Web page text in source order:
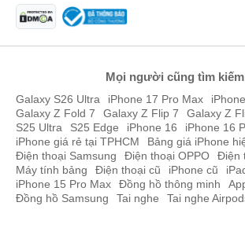
Samsung Galaxy A17 4G 128GB có 3 màu tại
Titan, Xanh Navy và Xám Khói.
Màn hình và trải nghiệm hiển thị
Màn hình Super AMOLED 6.7 inch là điểm
4G bản 128GB với độ phân giải FHD+ (1080 x
19.5:9, đạt mật độ điểm ảnh khoảng 385 ppi.
90Hz mang lại sự mượt mà khi lướt web hoặc
độ sáng tối đa 800 nits (HBM) và 743 nits
Mọi người cũng tìm
Galaxy S26 Ultra iPhone 17 Pro Max
Galaxy Z Fold 7
Galaxy Z Flip 7
Galaxy Z
S25 Ultra
S25 Edge iPhone 16
iPhone 16
iPhone giá rẻ tại TPHCM
Bảng giá iPhone
Điện thoại Samsung
Điện thoại OPPO
Điện
Máy tính bảng
Điện thoại cũ iPhone cũ
iPhone 15 Pro Max
Đồng hồ thông minh
Đồng hồ Samsung
Tai nghe Tai nghe